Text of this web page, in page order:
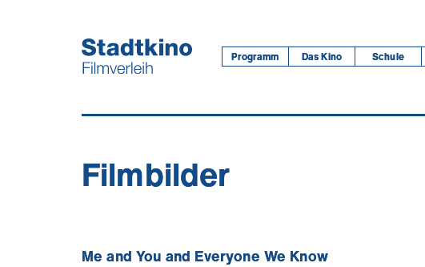
Programm Das Kino Schule
Filmbilder
Me and You and Everyone We Know